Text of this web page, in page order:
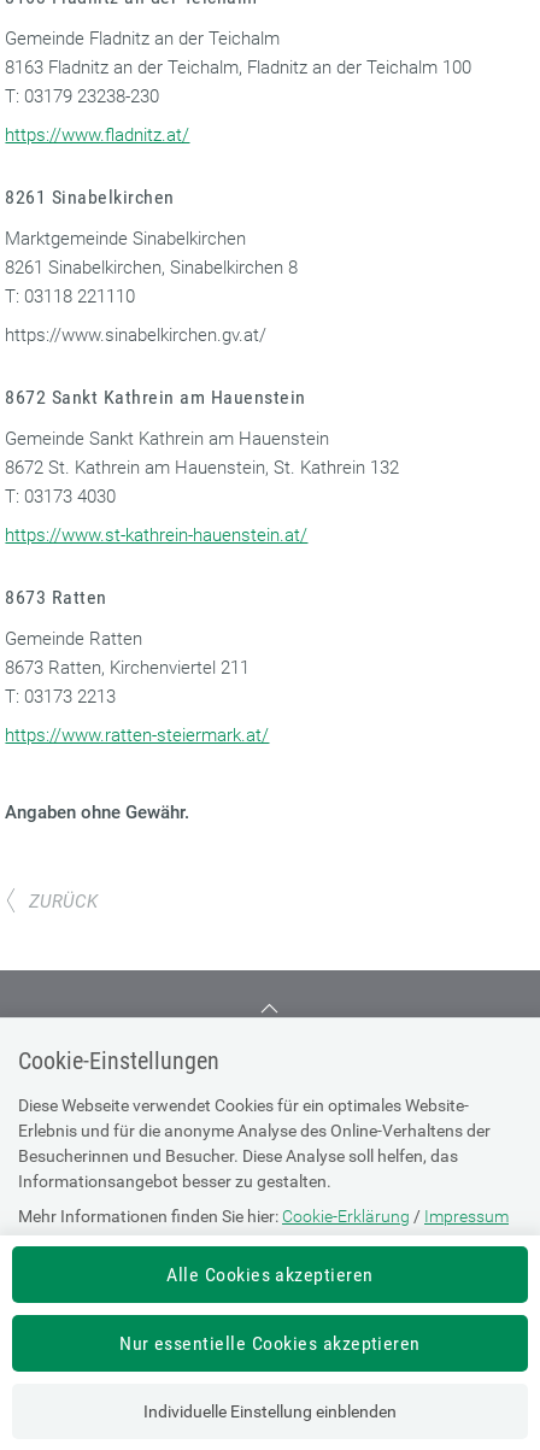
Cookie-Einstellungen
Diese Webseite verwendet Cookies für ein optimales Website-
Erlebnis und für die anonyme Analyse des Online-Verhaltens der
Besucherinnen und Besucher. Diese Analyse soll helfen, das
Informationsangebot besser zu gestalten.
Mehr Informationen finden Sie hier: Cookie-Erklärung / Impressum
Alle Cookies akzeptieren
Nur essentielle Cookies akzeptieren
Individuelle Einstellung einblenden
Gemeinde Fladnitz an der Teichalm
8163 Fladnitz an der Teichalm, Fladnitz an der Teichalm 100
T: 03179 23238-230
https://www.fladnitz.at/
8261 Sinabelkirchen
Marktgemeinde Sinabelkirchen
8261 Sinabelkirchen, Sinabelkirchen 8
T: 03118 221110
https://www.sinabelkirchen.gv.at/
8672 Sankt Kathrein am Hauenstein
Gemeinde Sankt Kathrein am Hauenstein
8672 St. Kathrein am Hauenstein, St. Kathrein 132
T: 03173 4030
https://www.st-kathrein-hauenstein.at/
8673 Ratten
Gemeinde Ratten
8673 Ratten, Kirchenviertel 211
T: 03173 2213
https://www.ratten-steiermark.at/
Angaben ohne Gewähr.
ZURÜCK
Serviceline 050124 33 11
SV-PARTNER
Impressum
Site Map